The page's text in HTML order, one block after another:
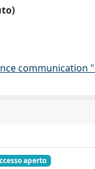
communication
aperto